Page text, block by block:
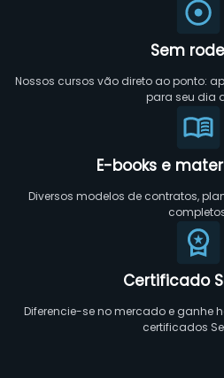
Sem
Nossos cursos vão direto ao ponto:
para seu dia
E-books e
Diversos modelos de contratos,
Certificado
Diferencie-se no mercado e ganhe
certificados